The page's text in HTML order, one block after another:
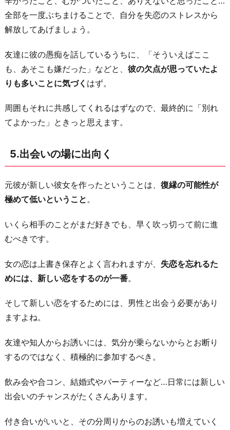
全部を一度ぶちまけることで、自分を失恋のストレスから
解放してあげましょう。
友達に彼の愚痴を話しているうちに、「そういえばここ
も、あそこも嫌だった」などと、 彼の欠点が思っていたよ
りも多いことに気づく はず。
周囲もそれに共感してくれるはずなので、最終的に「別れ
てよかった」ときっと思えます。
5.出会いの場に出向く
元彼が新しい彼女を作ったということは、 復縁の可能性が
極めて低いということ。
いくら相手のことがまだ好きでも、早く吹っ切って前に進
むべきです。
女の恋は上書き保存とよく言われますが、 失恋を忘れるた
めには、新しい恋をするのが一番。
そして新しい恋をするためには、男性と出会う必要があり
ますよね。
友達や知人からお誘いには、気分が乗らないからとお断り
するのではなく、積極的に参加するべき。
飲み会や合コン、結婚式やパーティーなど…日常には新しい
出会いのチャンスがたくさんあります。
付き合いがいいと、その分周りからのお誘いも増えていく